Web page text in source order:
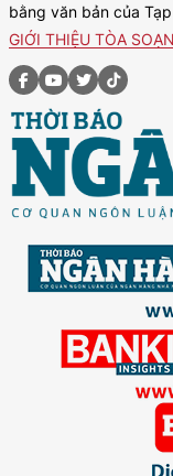
bằng văn bản của
GIỚI THIỆU TÒA SOẠN